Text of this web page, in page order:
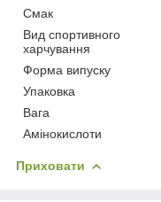
Смак
Вид спортивного
харчування
Форма випуску
Упаковка
Вага
Амінокислоти
Приховати